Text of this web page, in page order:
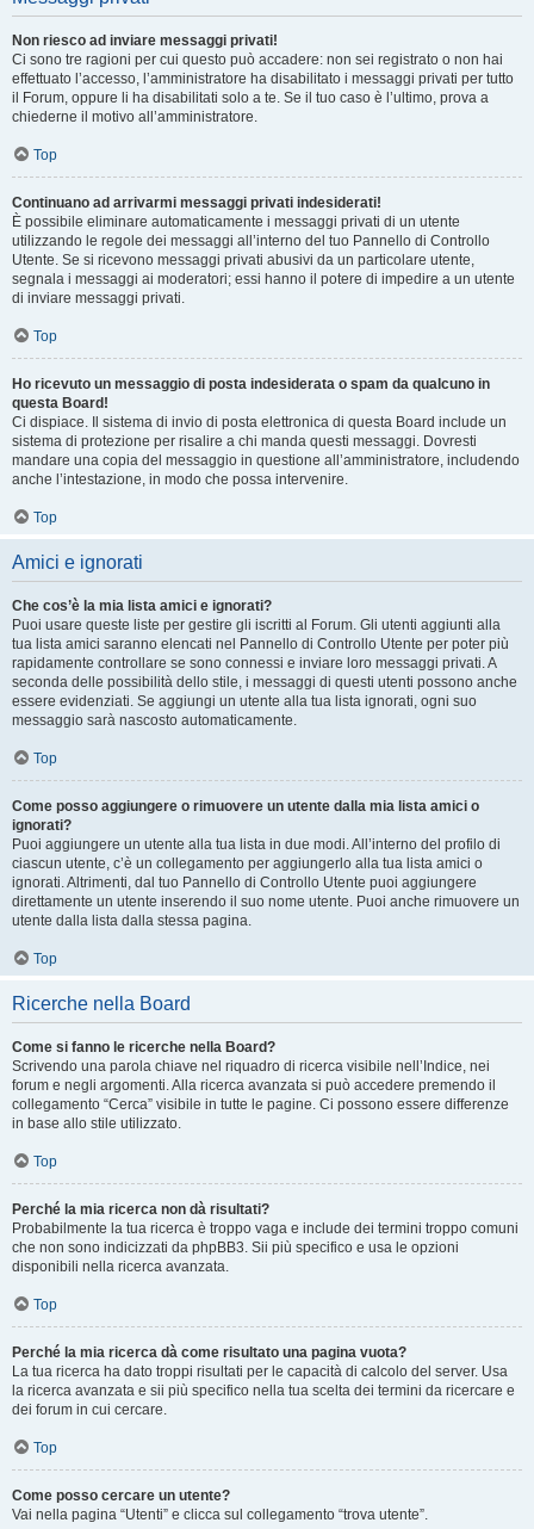
Non riesco ad inviare messaggi privati!
Ci sono tre ragioni per cui questo può accadere: non sei registrato o non hai
effettuato l’accesso, l’amministratore ha disabilitato i messaggi privati per tutto
il Forum, oppure li ha disabilitati solo a te. Se il tuo caso è l’ultimo, prova a
chiederne il motivo all’amministratore.
Top
Continuano ad arrivarmi messaggi privati indesiderati!
È possibile eliminare automaticamente i messaggi privati ​​di un utente
utilizzando le regole dei messaggi all’interno del tuo Pannello di Controllo
Utente. Se si ricevono messaggi privati ​​abusivi da un particolare utente,
segnala i messaggi ai moderatori; essi hanno il potere di impedire a un utente
di inviare messaggi privati​​.
Top
Ho ricevuto un messaggio di posta indesiderata o spam da qualcuno in
questa Board!
Ci dispiace. Il sistema di invio di posta elettronica di questa Board include un
sistema di protezione per risalire a chi manda questi messaggi. Dovresti
mandare una copia del messaggio in questione all’amministratore, includendo
anche l’intestazione, in modo che possa intervenire.
Top
Amici e ignorati
Che cos’è la mia lista amici e ignorati?
Puoi usare queste liste per gestire gli iscritti al Forum. Gli utenti aggiunti alla
tua lista amici saranno elencati nel Pannello di Controllo Utente per poter più
rapidamente controllare se sono connessi e inviare loro messaggi privati. A
seconda delle possibilità dello stile, i messaggi di questi utenti possono anche
essere evidenziati. Se aggiungi un utente alla tua lista ignorati, ogni suo
messaggio sarà nascosto automaticamente.
Top
Come posso aggiungere o rimuovere un utente dalla mia lista amici o
ignorati?
Puoi aggiungere un utente alla tua lista in due modi. All’interno del profilo di
ciascun utente, c’è un collegamento per aggiungerlo alla tua lista amici o
ignorati. Altrimenti, dal tuo Pannello di Controllo Utente puoi aggiungere
direttamente un utente inserendo il suo nome utente. Puoi anche rimuovere un
utente dalla lista dalla stessa pagina.
Top
Ricerche nella Board
Come si fanno le ricerche nella Board?
Scrivendo una parola chiave nel riquadro di ricerca visibile nell’Indice, nei
forum e negli argomenti. Alla ricerca avanzata si può accedere premendo il
collegamento “Cerca” visibile in tutte le pagine. Ci possono essere differenze
in base allo stile utilizzato.
Top
Perché la mia ricerca non dà risultati?
Probabilmente la tua ricerca è troppo vaga e include dei termini troppo comuni
che non sono indicizzati da phpBB3. Sii più specifico e usa le opzioni
disponibili nella ricerca avanzata.
Top
Perché la mia ricerca dà come risultato una pagina vuota?
La tua ricerca ha dato troppi risultati per le capacità di calcolo del server. Usa
la ricerca avanzata e sii più specifico nella tua scelta dei termini da ricercare e
dei forum in cui cercare.
Top
Come posso cercare un utente?
Vai nella pagina “Utenti” e clicca sul collegamento “trova utente”.